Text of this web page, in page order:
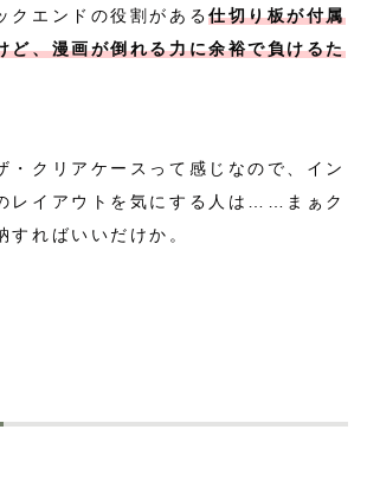
クエンドの役割がある仕切り板が付属
ど、漫画が倒れる力に余裕で負けるた
・クリアケースって感じなので、イン
レイアウトを気にする人は……まぁク
すればいいだけか。